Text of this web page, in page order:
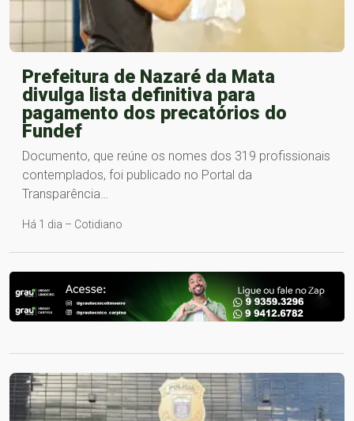
Prefeitura de Nazaré da Mata
divulga lista definitiva para
pagamento dos precatórios do
Fundef
Documento, que reúne os nomes dos 319 profissionais
contemplados, foi publicado no Portal da
Transparência…
Há 1 dia – Cotidiano